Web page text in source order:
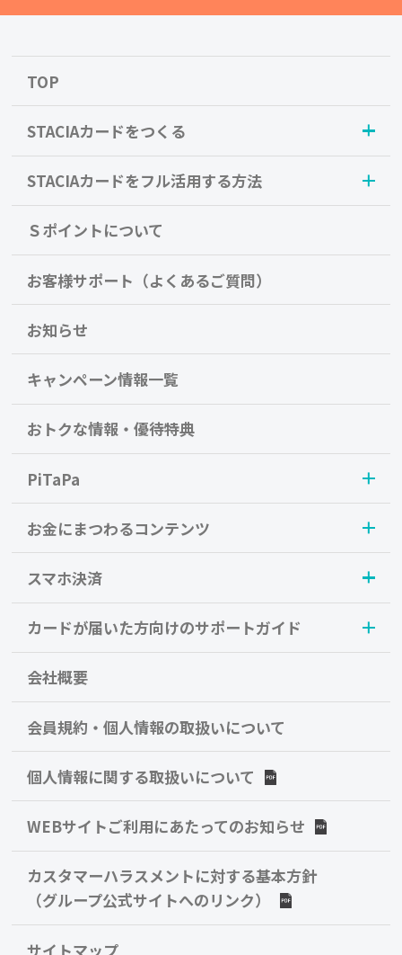
TOP
STACIAカードをつくる
STACIAカードをフル活用する方法
Ｓポイントについて
お客様サポート（よくあるご質問）
お知らせ
キャンペーン情報一覧
おトクな情報・優待特典
PiTaPa
お金にまつわるコンテンツ
スマホ決済
カードが届いた方向けのサポートガイド
会社概要
会員規約・個人情報の取扱いについて
個人情報に関する取扱いについて
WEBサイトご利用にあたってのお知らせ
カスタマーハラスメントに対する基本方針
（グループ公式サイトへのリンク）
サイトマップ